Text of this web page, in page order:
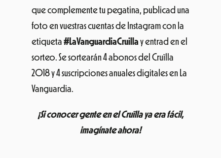
que complemente tu pegatina, publicad una
foto en vuestras cuentas de Instagram con la
etiqueta #LaVanguardiaCruilla y entrad en el
sorteo. Se sortearán 4 abonos del Cruïlla
2018 y 4 suscripciones anuales digitales en La
Vanguardia.
¡Si conocer gente en el Cruïlla ya era fácil,
imagínate ahora!